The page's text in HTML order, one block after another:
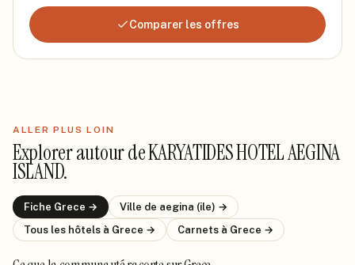
Comparer les offres
ALLER PLUS LOIN
Explorer autour deKARYATIDES HOTEL AEGINA
ISLAND.
Fiche Grece → Ville de aegina (ile) →
Tous les hôtels à Grece → Carnets à Grece →